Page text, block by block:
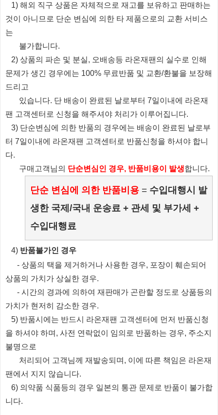
1) 해외 직구 상품은 자체적으로 재고를 보유하고 판매하는
것이 아니므로 단순 변심에 의한 타 제품으로의 교환 서비스
는
불가합니다.
2) 상품의 파손 및 분실, 오배송등 라온재팬의 실수로 인해
문제가 생긴 경우에는 100% 무료반품 및 교환/환불을 보장해
드리고
있습니다. 단 배송이 완료된 날로부터 7일이내에 라온재
팬 고객센터로 신청을 해주셔야 처리가 이루어집니다.
3) 단순변심에 의한 반품의 경우에는 배송이 완료된 날로부
터 7일이내에 라온재팬 고객센터로 반품신청을 하셔야 합니
다.
​ 구매고객님의 단순변심인 경우, 반품비용이 발생합니다.
단순 변심에 의한 반품비용 = 수입대행시 발
생한 국제/국내 운송료 + 관세 및 부가세 +
수입대행료
​4) 반품불가인 경우
- 상품의 택을 제거하거나 사용한 경우, 포장이 훼손되어
상품의 가치가 상실한 경우.
- 시간의 경과에 의하여 재판매가 곤란할 정도로 상품등의
가치가 현저히 감소한 경우.
5) 반품시에는 반드시 라온재팬 고객센터에 먼저 반품신청
을 하셔야 하며, 사전 연락없이 임의로 반품하는 경우, 주소지
불명으로
처리되 어 고객님께 재발송되며, 이에 따른 책임은 라온재
팬에서 지지 않습니다.
6) 의약품 식품등의 경우 일본의 통관 문제로 반품이 불가합
니다.